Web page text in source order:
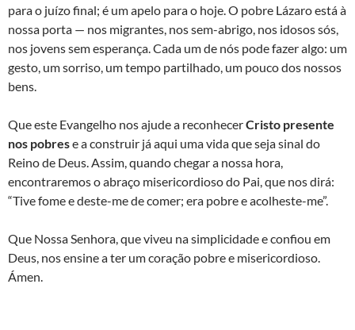
para o juízo final; é um apelo para o hoje. O pobre Lázaro está à
nossa porta — nos migrantes, nos sem-abrigo, nos idosos sós,
nos jovens sem esperança. Cada um de nós pode fazer algo: um
gesto, um sorriso, um tempo partilhado, um pouco dos nossos
bens.
Que este Evangelho nos ajude a reconhecerCristo presente
nos pobrese a construir já aqui uma vida que seja sinal do
Reino de Deus. Assim, quando chegar a nossa hora,
encontraremos o abraço misericordioso do Pai, que nos dirá:
“Tive fome e deste-me de comer; era pobre e acolheste-me”.
Que Nossa Senhora, que viveu na simplicidade e confiou em
Deus, nos ensine a ter um coração pobre e misericordioso.
Ámen.